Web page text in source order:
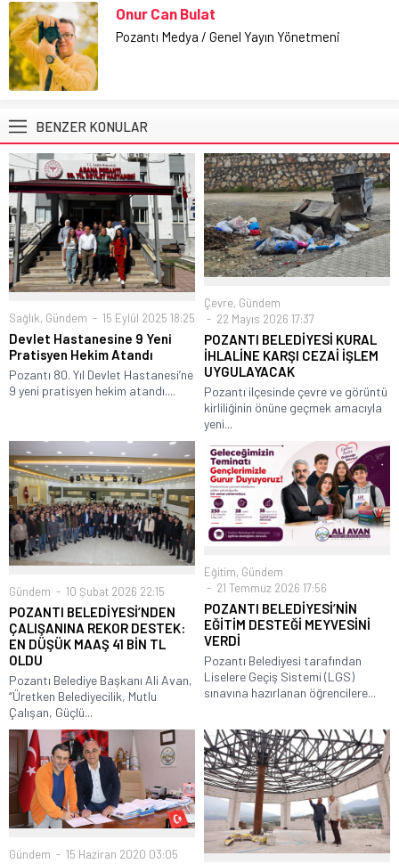
Onur Can Bulat
Pozantı Medya / Genel Yayın Yönetmeni
BENZER KONULAR
Sağlık, Gündem 15 Eylül 2025 18:25
Devlet Hastanesine 9 Yeni
Pratisyen Hekim Atandı
Pozantı 80. Yıl Devlet Hastanesi’ne
9 yeni pratisyen hekim atandı....
Çevre, Gündem
22 Mayıs 2026 17:37
POZANTI BELEDİYESİ KURAL
İHLALİNE KARŞI CEZAİ İŞLEM
UYGULAYACAK
Pozantı ilçesinde çevre ve görüntü
kirliliğinin önüne geçmek amacıyla
yeni...
Gündem 10 Şubat 2026 22:15
POZANTI BELEDİYESİ’NDEN
ÇALIŞANINA REKOR DESTEK:
EN DÜŞÜK MAAŞ 41 BİN TL
OLDU
Pozantı Belediye Başkanı Ali Avan,
“Üretken Belediyecilik, Mutlu
Çalışan, Güçlü...
Eğitim, Gündem
21 Temmuz 2026 17:56
POZANTI BELEDİYESİ’NİN
EĞİTİM DESTEĞİ MEYVESİNİ
VERDİ
Pozantı Belediyesi tarafından
Liselere Geçiş Sistemi (LGS)
sınavına hazırlanan öğrencilere...
Gündem 15 Haziran 2020 03:05